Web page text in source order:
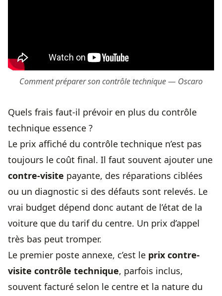
Comment préparer son contrôle technique — Oscaro
Quels frais faut-il prévoir en plus du contrôle
technique essence ?
Le prix affiché du contrôle technique n’est pas
toujours le coût final. Il faut souvent ajouter une
contre-visite payante, des réparations ciblées
ou un diagnostic si des défauts sont relevés. Le
vrai budget dépend donc autant de l’état de la
voiture que du tarif du centre. Un prix d’appel
très bas peut tromper.
Le premier poste annexe, c’est le prix contre-
visite contrôle technique, parfois inclus,
souvent facturé selon le centre et la nature du